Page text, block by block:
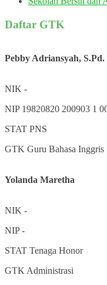
Daftar GTK
Pebby Adriansyah, S.Pd.
NIK -
NIP 19820820 200903 1
STAT PNS
GTK Guru Bahasa Inggris
Yolanda Maretha
NIK -
NIP-
STAT Tenaga Honor
GTK Administrasi